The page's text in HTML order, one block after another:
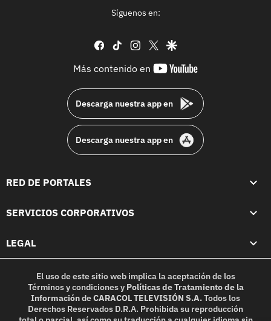
Síguenos en:
facebook
tiktok instagram
twittergoogle
Más contenido en
youtube-
Descarga nuestra app en
Descarga nuestra app en
RED DE PORTALES
SERVICIOS CORPORATIVOS
LEGAL
El uso de este sitio web implica la aceptación de los
Términos y condicionesy Políticas de Tratamiento de la
InformacióndeCARACOL TELEVISIÓN S.A.Todos los
Derechos Reservados D.R.A. Prohibida su reproducción